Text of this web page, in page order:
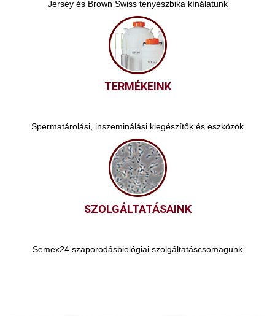
Jersey és Brown Swiss tenyészbika kínálatunk
TERMÉKEINK
Spermatárolási, inszeminálási kiegészítők és eszközök
SZOLGÁLTATÁSAINK
Semex24 szaporodásbiológiai szolgáltatáscsomagunk